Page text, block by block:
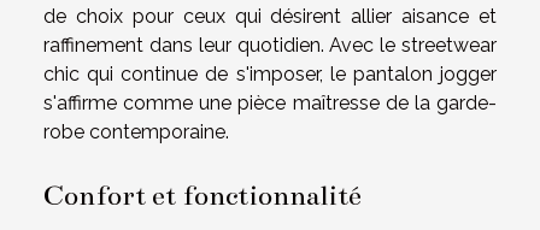
de choix pour ceux qui désirent allier aisance et
raffinement dans leur quotidien. Avec le streetwear
chic qui continue de s'imposer, le pantalon jogger
s'affirme comme une pièce maîtresse de la garde-
robe contemporaine.
Confort et fonctionnalité